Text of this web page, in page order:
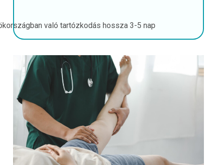
való tartózkodás hossza 3-5 nap